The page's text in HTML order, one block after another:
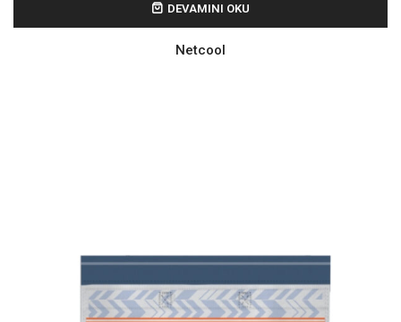
DEVAMINI OKU
Netcool